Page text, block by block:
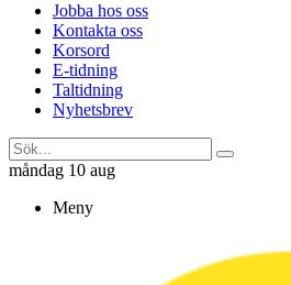
Jobba hos oss
Kontakta oss
Korsord
E-tidning
Taltidning
Nyhetsbrev
måndag 10 aug
Meny